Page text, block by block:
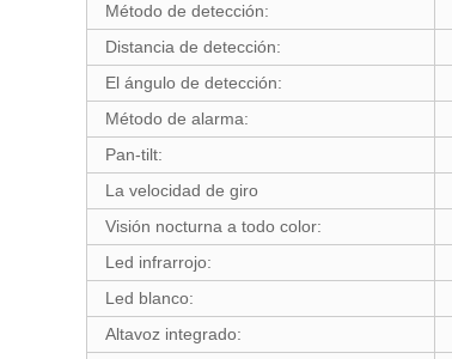
Método de detección:
Distancia de detección:
El ángulo de detección:
Método de alarma:
Pan-tilt:
La velocidad de giro
Visión nocturna a todo color:
Led infrarrojo:
Led blanco:
Altavoz integrado: